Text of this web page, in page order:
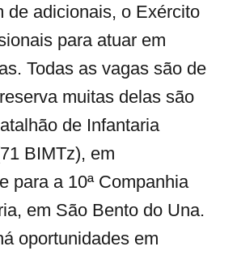
de adicionais, o Exército
para atuar em
Todas as vagas são de
muitas delas são
de Infantaria
BIMTz), em
para a 10ª Companhia
em São Bento do Una.
oportunidades em